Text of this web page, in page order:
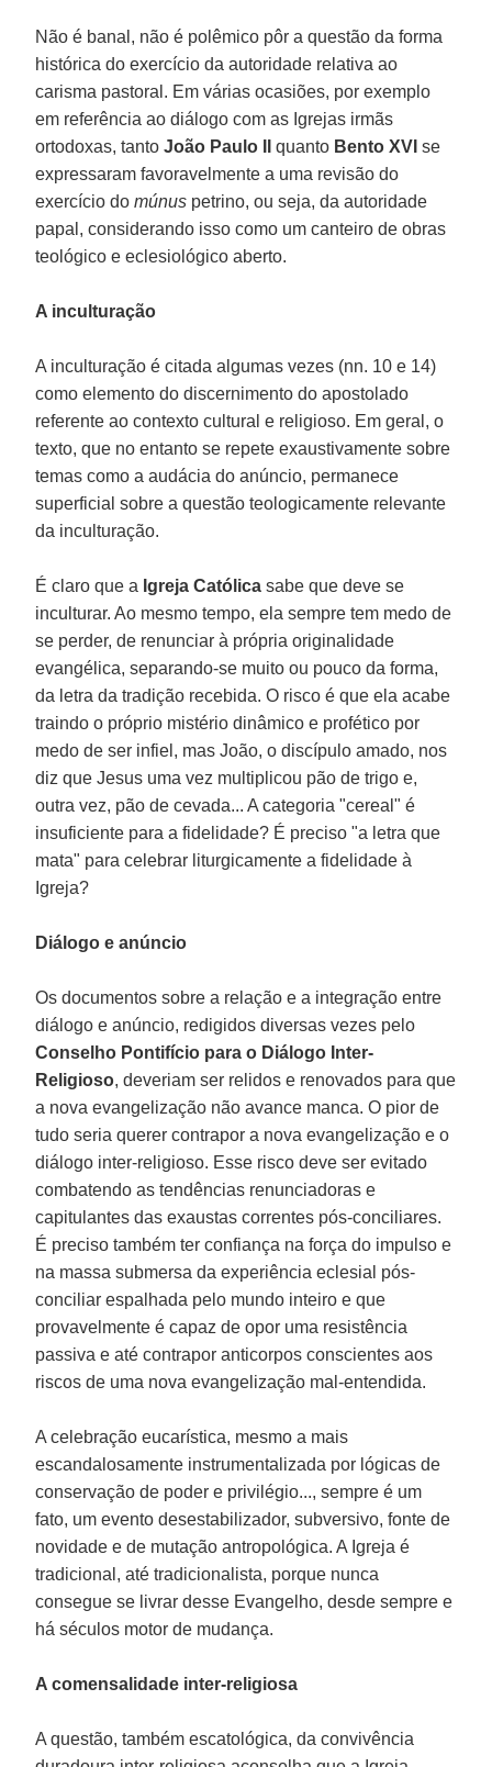
Não é banal, não é polêmico pôr a questão da forma
histórica do exercício da autoridade relativa ao
carisma pastoral. Em várias ocasiões, por exemplo
em referência ao diálogo com as Igrejas irmãs
ortodoxas, tantoJoão Paulo IIquanto Bento XVIse
expressaram favoravelmente a uma revisão do
exercício domúnus petrino, ou seja, da autoridade
papal, considerando isso como um canteiro de obras
teológico e eclesiológico aberto.
A inculturação
A inculturação é citada algumas vezes (nn. 10 e 14)
como elemento do discernimento do apostolado
referente ao contexto cultural e religioso. Em geral, o
texto, que no entanto se repete exaustivamente sobre
temas como a audácia do anúncio, permanece
superficial sobre a questão teologicamente relevante
da inculturação.
É claro que a Igreja Católicasabe que deve se
inculturar. Ao mesmo tempo, ela sempre tem medo de
se perder, de renunciar à própria originalidade
evangélica, separando-se muito ou pouco da forma,
da letra da tradição recebida. O risco é que ela acabe
traindo o próprio mistério dinâmico e profético por
medo de ser infiel, mas João, o discípulo amado, nos
diz que Jesus uma vez multiplicou pão de trigo e,
outra vez, pão de cevada... A categoria "cereal" é
insuficiente para a fidelidade? É preciso "a letra que
mata" para celebrar liturgicamente a fidelidade à
Igreja?
Diálogo e anúncio
Os documentos sobre a relação e a integração entre
diálogo e anúncio, redigidos diversas vezes pelo
Conselho Pontifício para o Diálogo Inter-
Religioso, deveriam ser relidos e renovados para que
a nova evangelização não avance manca. O pior de
tudo seria querer contrapor a nova evangelização e o
diálogo inter-religioso. Esse risco deve ser evitado
combatendo as tendências renunciadoras e
capitulantes das exaustas correntes pós-conciliares.
É preciso também ter confiança na força do impulso e
na massa submersa da experiência eclesial pós-
conciliar espalhada pelo mundo inteiro e que
provavelmente é capaz de opor uma resistência
passiva e até contrapor anticorpos conscientes aos
riscos de uma nova evangelização mal-entendida.
A celebração eucarística, mesmo a mais
escandalosamente instrumentalizada por lógicas de
conservação de poder e privilégio..., sempre é um
fato, um evento desestabilizador, subversivo, fonte de
novidade e de mutação antropológica. A Igreja é
tradicional, até tradicionalista, porque nunca
consegue se livrar desse Evangelho, desde sempre e
há séculos motor de mudança.
A comensalidade inter-religiosa
A questão, também escatológica, da convivência